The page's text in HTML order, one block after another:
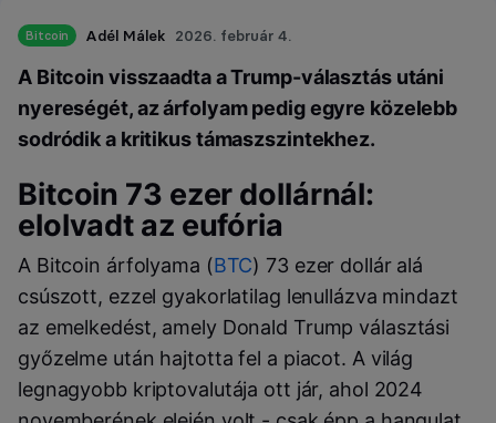
Bitcoin Adél Málek 2026. február 4.
A Bitcoin visszaadta a Trump-választás utáni
nyereségét, az árfolyam pedig egyre közelebb
sodródik a kritikus támaszszintekhez.
Bitcoin 73 ezer dollárnál:
elolvadt az eufória
A Bitcoin árfolyama (BTC) 73 ezer dollár alá
csúszott, ezzel gyakorlatilag lenullázva mindazt
az emelkedést, amely Donald Trump választási
győzelme után hajtotta fel a piacot. A világ
legnagyobb kriptovalutája ott jár, ahol 2024